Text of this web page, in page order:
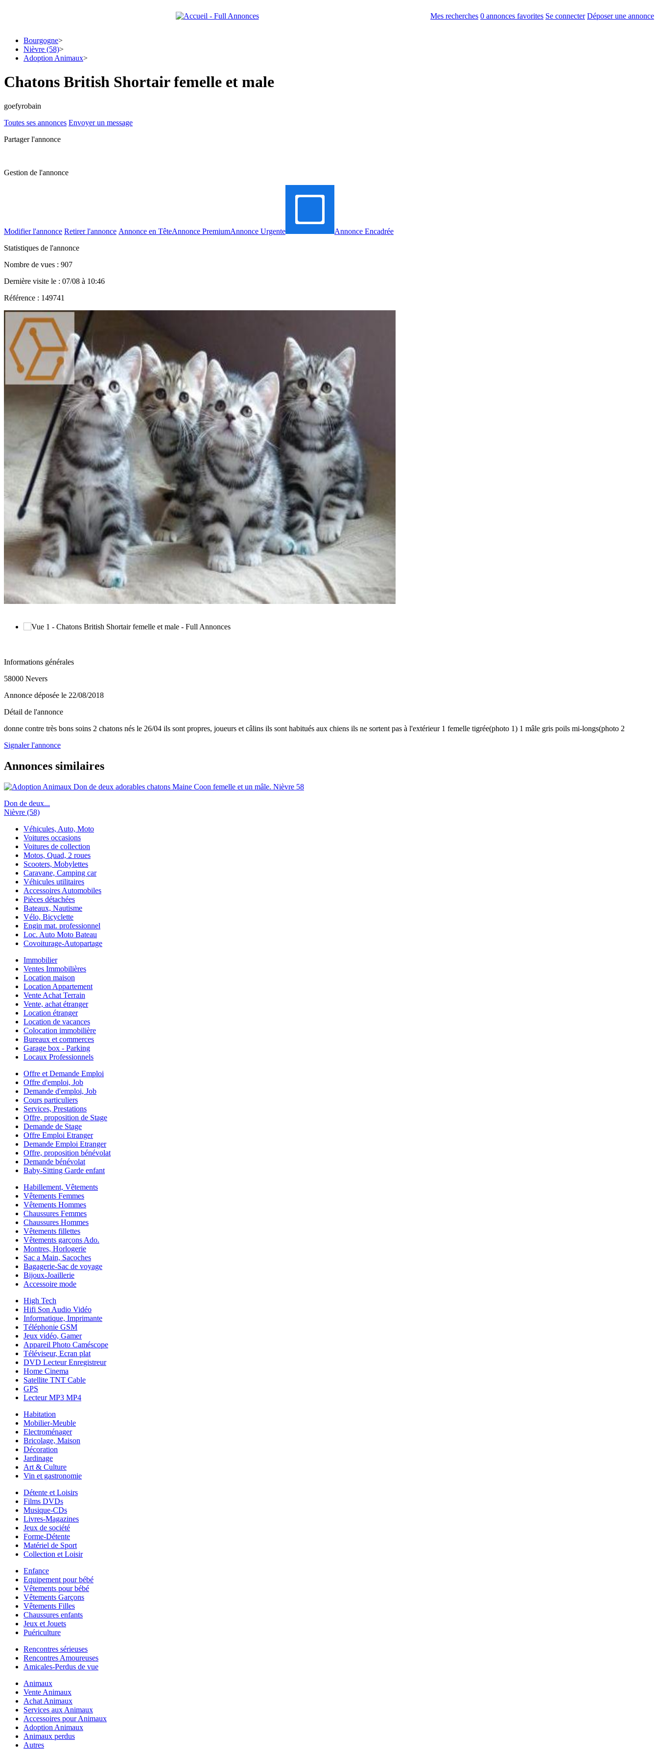
Mes recherches 0 annonces favorites Se connecter Déposer une annonce
Bourgogne>
Nièvre (58)>
Adoption Animaux>
Chatons British Shortair femelle et male
goefyrobain
Toutes ses annonces Envoyer un message
Partager l'annonce
Gestion de l'annonce
Modifier l'annonce Retirer l'annonce Annonce en TêteAnnonce PremiumAnnonce Urgente
Annonce Encadrée
Statistiques de l'annonce
Nombre de vues : 907
Dernière visite le : 07/08 à 10:46
Référence : 149741
Informations générales
58000 Nevers
Annonce déposée le 22/08/2018
Détail de l'annonce
donne contre très bons soins 2 chatons nés le 26/04 ils sont propres, joueurs et câlins ils sont habitués aux chiens ils ne sortent pas à l'extérieur 1 femelle tigrée(photo 1) 1 mâle gris poils mi-longs(photo 2
Signaler l'annonce
Annonces similaires
Don de deux...
Nièvre (58)
Véhicules, Auto, Moto
Voitures occasions
Voitures de collection
Motos, Quad, 2 roues
Scooters, Mobylettes
Caravane, Camping car
Véhicules utilitaires
Accessoires Automobiles
Pièces détachées
Bateaux, Nautisme
Vélo, Bicyclette
Engin mat. professionnel
Loc. Auto Moto Bateau
Covoiturage-Autopartage
Immobilier
Ventes Immobilières
Location maison
Location Appartement
Vente Achat Terrain
Vente, achat étranger
Location étranger
Location de vacances
Colocation immobilière
Bureaux et commerces
Garage box - Parking
Locaux Professionnels
Offre et Demande Emploi
Offre d'emploi, Job
Demande d'emploi, Job
Cours particuliers
Services, Prestations
Offre, proposition de Stage
Demande de Stage
Offre Emploi Etranger
Demande Emploi Etranger
Offre, proposition bénévolat
Demande bénévolat
Baby-Sitting Garde enfant
Habillement, Vêtements
Vêtements Femmes
Vêtements Hommes
Chaussures Femmes
Chaussures Hommes
Vêtements fillettes
Vêtements garçons Ado.
Montres, Horlogerie
Sac a Main, Sacoches
Bagagerie-Sac de voyage
Bijoux-Joaillerie
Accessoire mode
High Tech
Hifi Son Audio Vidéo
Informatique, Imprimante
Téléphonie GSM
Jeux vidéo, Gamer
Appareil Photo Caméscope
Téléviseur, Ecran plat
DVD Lecteur Enregistreur
Home Cinema
Satellite TNT Cable
GPS
Lecteur MP3 MP4
Habitation
Mobilier-Meuble
Electroménager
Bricolage, Maison
Décoration
Jardinage
Art & Culture
Vin et gastronomie
Détente et Loisirs
Films DVDs
Musique-CDs
Livres-Magazines
Jeux de société
Forme-Détente
Matériel de Sport
Collection et Loisir
Enfance
Equipement pour bébé
Vêtements pour bébé
Vêtements Garçons
Vêtements Filles
Chaussures enfants
Jeux et Jouets
Puériculture
Rencontres sérieuses
Rencontres Amoureuses
Amicales-Perdus de vue
Animaux
Vente Animaux
Achat Animaux
Services aux Animaux
Accessoires pour Animaux
Adoption Animaux
Animaux perdus
Autres